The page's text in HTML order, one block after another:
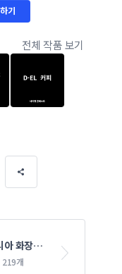
기
전체 작품 보기
아 화장품
219개